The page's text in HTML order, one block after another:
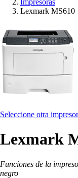
Impresoras
Lexmark MS610
Seleccione otra
Lexmark
Funciones de la
negro